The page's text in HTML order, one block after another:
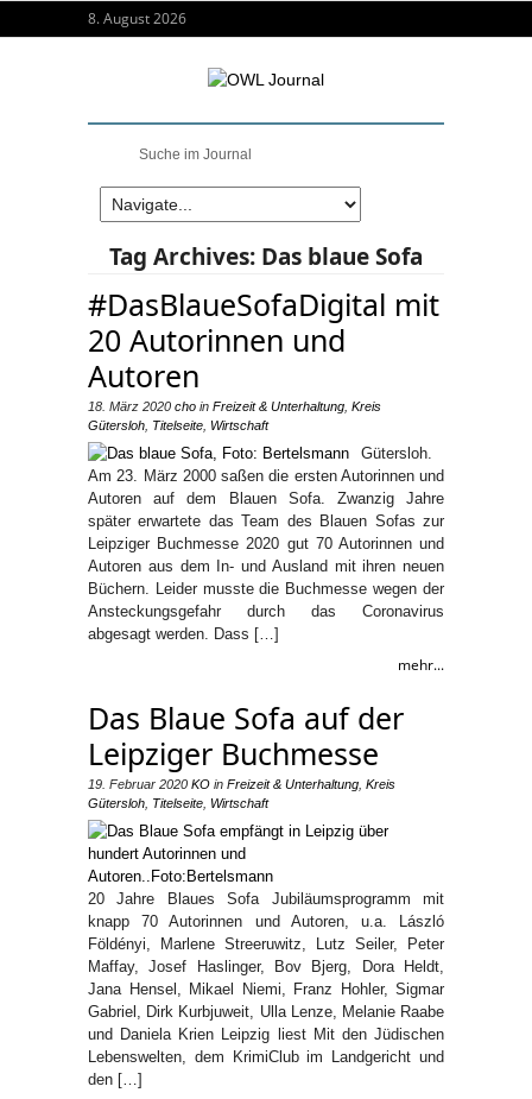
8. August 2026
Tag Archives: Das blaue Sofa
#DasBlaueSofaDigital mit
20 Autorinnen und
Autoren
18. März 2020 cho in Freizeit & Unterhaltung Kreis
Gütersloh Titelseite Wirtschaft
Gütersloh.
Am 23. März 2000 saßen die ersten Autorinnen und
Autoren auf dem Blauen Sofa. Zwanzig Jahre
später erwartete das Team des Blauen Sofas zur
Leipziger Buchmesse 2020 gut 70 Autorinnen und
Autoren aus dem In- und Ausland mit ihren neuen
Büchern. Leider musste die Buchmesse wegen der
Ansteckungsgefahr durch das Coronavirus
abgesagt werden. Dass […]
mehr...
Das Blaue Sofa auf der
Leipziger Buchmesse
19. Februar 2020 KO in Freizeit & Unterhaltung Kreis
Gütersloh Titelseite Wirtschaft
20 Jahre Blaues Sofa Jubiläumsprogramm mit
knapp 70 Autorinnen und Autoren, u.a. László
Földényi, Marlene Streeruwitz, Lutz Seiler, Peter
Maffay, Josef Haslinger, Bov Bjerg, Dora Heldt,
Jana Hensel, Mikael Niemi, Franz Hohler, Sigmar
Gabriel, Dirk Kurbjuweit, Ulla Lenze, Melanie Raabe
und Daniela Krien Leipzig liest Mit den Jüdischen
Lebenswelten, dem KrimiClub im Landgericht und
den […]